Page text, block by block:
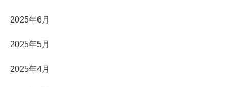
2025年6月
2025年5月
2025年4月